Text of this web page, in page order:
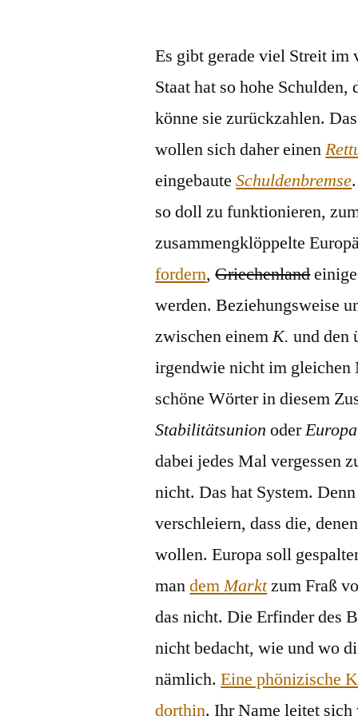
Es gibt gerade viel Streit im
Staat hat so hohe
könne sie zurückzahlen.
wollen sich daher einen
eingebauteSchuldenbremse
so doll zu funktionieren,
zusammengklöppelte
fordern,Griechenlandeinige
werden. Beziehungsweise
zwischen einemK. und den
irgendwie nicht im gleichen
schöne Wörter in diesem
Stabilitätsunion oder
dabei jedes Mal vergessen
nicht. Das hat System.
verschleiern, dass die,
wollen. Europa soll
mandemMarktzum Fraß
das nicht. Die Erfinder des
nicht bedacht, wie und wo
nämlich.Eine phönizische
dorthin. Ihr Name leitet